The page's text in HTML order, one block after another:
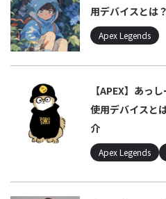
用デバイスとは
Apex Legends
【APEX】あっ
使用デバイスと
介
Apex Legends